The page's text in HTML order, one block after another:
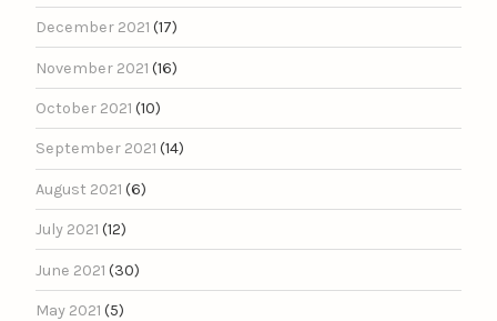
December 2021 (17)
November 2021 (16)
October 2021 (10)
September 2021 (14)
August 2021 (6)
July 2021 (12)
June 2021 (30)
May 2021 (5)